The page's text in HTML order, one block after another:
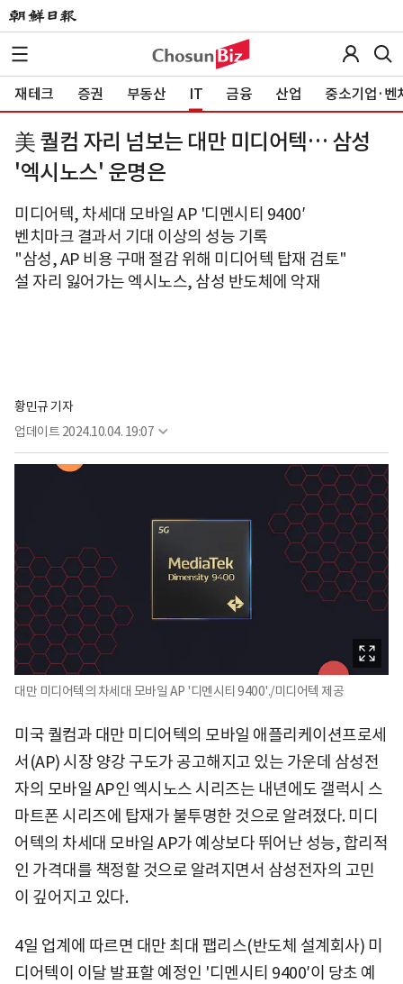
재테크 증권 부동산 IT 금융 산업 중소기업·벤
美 퀄컴 자리 넘보는 대만 미디어텍… 삼성
'엑시노스' 운명은
미디어텍, 차세대 모바일 AP '디멘시티 9400′
벤치마크 결과서 기대 이상의 성능 기록
"삼성, AP 비용 구매 절감 위해 미디어텍 탑재 검토"
설 자리 잃어가는 엑시노스, 삼성 반도체에 악재
황민규 기자
업데이트 2024.10.04. 19:07
대만 미디어텍의 차세대 모바일 AP '디멘시티 9400'./미디어텍 제공
미국 퀄컴과 대만 미디어텍의 모바일 애플리케이션프로세
서(AP) 시장 양강 구도가 공고해지고 있는 가운데 삼성전
자의 모바일 AP인 엑시노스 시리즈는 내년에도 갤럭시 스
마트폰 시리즈에 탑재가 불투명한 것으로 알려졌다. 미디
어텍의 차세대 모바일 AP가 예상보다 뛰어난 성능, 합리적
인 가격대를 책정할 것으로 알려지면서 삼성전자의 고민
이 깊어지고 있다.
4일 업계에 따르면 대만 최대 팹리스(반도체 설계회사) 미
디어텍이 이달 발표할 예정인 '디멘시티 9400′이 당초 예